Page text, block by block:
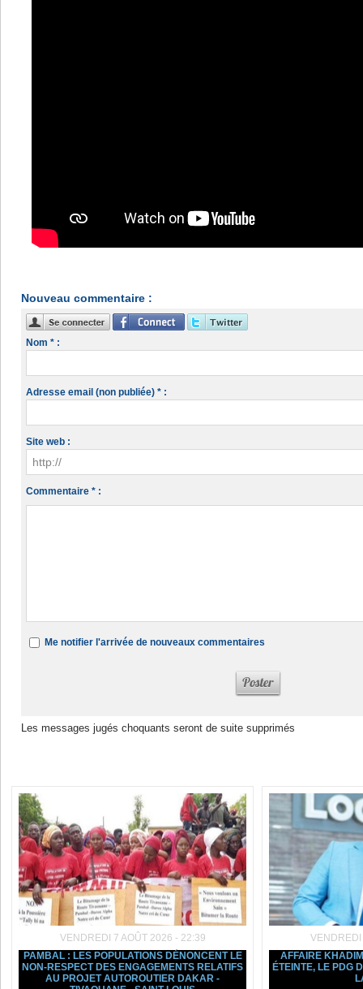
Nouveau commentaire :
Nom * :
Adresse email (non publiée) * :
Site web :
Commentaire * :
Me notifier l'arrivée de nouveaux commentaires
Les messages jugés choquants seront de suite supprimés
VENDREDI 7 AOÛT 2026 - 22:39
PAMBAL : LES POPULATIONS DÉNONCENT LE
NON-RESPECT DES ENGAGEMENTS RELATIFS
AU PROJET AUTOROUTIER DAKAR -
AFFAIRE
ÉTEINTE, LE PDG